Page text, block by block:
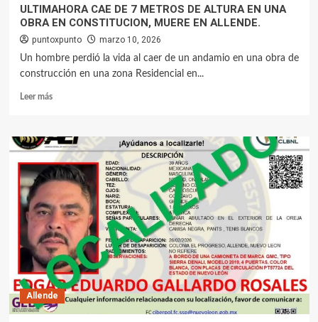
ULTIMAHORA CAE DE 7 METROS DE ALTURA EN UNA
OBRA EN CONSTITUCION, MUERE EN ALLENDE.
puntoxpunto marzo 10, 2026
Un hombre perdió la vida al caer de un andamio en una obra de
construcción en una zona Residencial en...
Leer más
Allende